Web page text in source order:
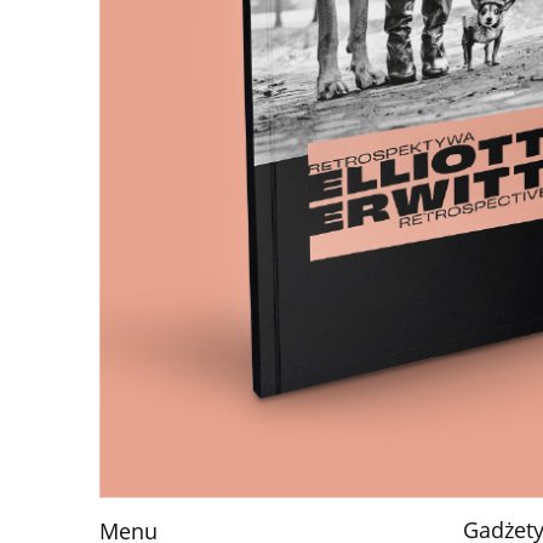
Menu Gadżety